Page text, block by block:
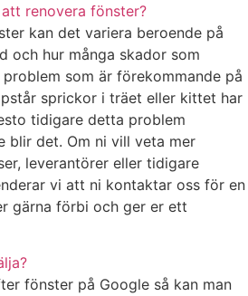
renovera fönster?
kan det variera beroende på
och hur många skador som
som är förekommande på
sprickor i träet eller kittet har
tidigare detta problem
blir det. Om ni vill veta mer
leverantörer eller tidigare
vi att ni kontaktar oss för en
gärna förbi och ger er ett
fönster på Google så kan man